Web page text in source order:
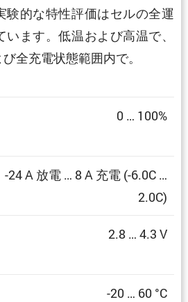
験的な特性評価はセルの全運
ます。低温および高温で、
全充電状態範囲内で。
0 … 100%
-24 A 放電 … 8 A 充電 (-6.0C …
2.0C)
2.8 … 4.3 V
-20 … 60 °C